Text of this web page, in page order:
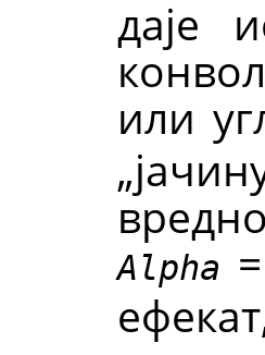
даје
или
Alpha